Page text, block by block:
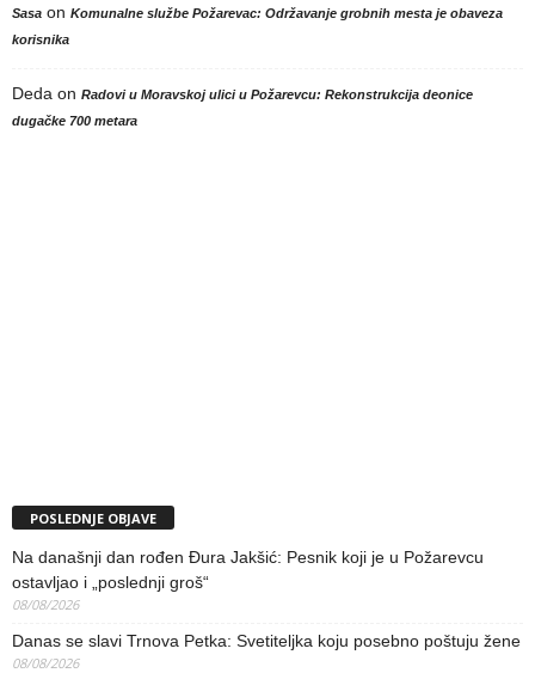
Sasa on Komunalne službe Požarevac: Održavanje grobnih mesta je obaveza
korisnika
Deda on Radovi u Moravskoj ulici u Požarevcu: Rekonstrukcija deonice
dugačke 700 metara
POSLEDNJE OBJAVE
Na današnji dan rođen Đura Jakšić: Pesnik koji je u Požarevcu
ostavljao i „poslednji groš“
08/08/2026
Danas se slavi Trnova Petka: Svetiteljka koju posebno poštuju žene
08/08/2026